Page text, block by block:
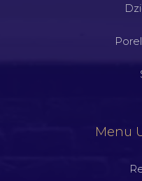
Menu